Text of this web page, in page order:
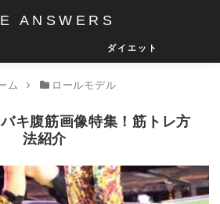
ANSWERS
ダイエット
ム ロールモデル
キ腹筋画像特集！筋トレ方
法紹介